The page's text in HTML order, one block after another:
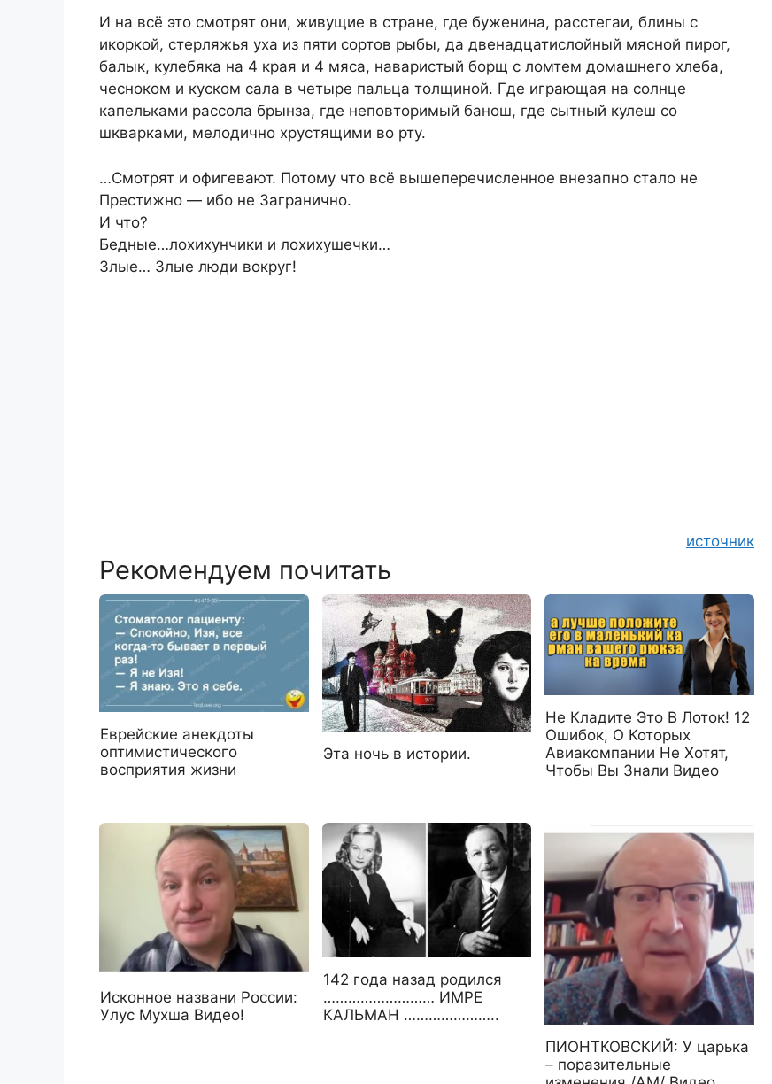
И на всё это смотрят они, живущие в стране, где буженина, расстегаи, блины с
икоркой, стерляжья уха из пяти сортов рыбы, да двенадцатислойный мясной пирог,
балык, кулебяка на 4 края и 4 мяса, наваристый борщ с ломтем домашнего хлеба,
чесноком и куском сала в четыре пальца толщиной. Где играющая на солнце
капельками рассола брынза, где неповторимый банош, где сытный кулеш со
шкварками, мелодично хрустящими во рту.
…Смотрят и офигевают. Потому что всё вышеперечисленное внезапно стало не
Престижно — ибо не Загранично.
И что?
Бедные…лохихунчики и лохихушечки…
Злые… Злые люди вокруг!
источник
Рекомендуем почитать
Еврейские анекдоты
оптимистического
восприятия жизни
Эта ночь в истории.
Не Кладите Это В Лоток! 12
Ошибок, О Которых
Авиакомпании Не Хотят,
Чтобы Вы Знали Видео
Исконное названи России:
Улус Мухша Видео!
142 года назад родился
……………………… ИМРЕ
КАЛЬМАН …………………..
ПИОНТКОВСКИЙ: У царька
– поразительные